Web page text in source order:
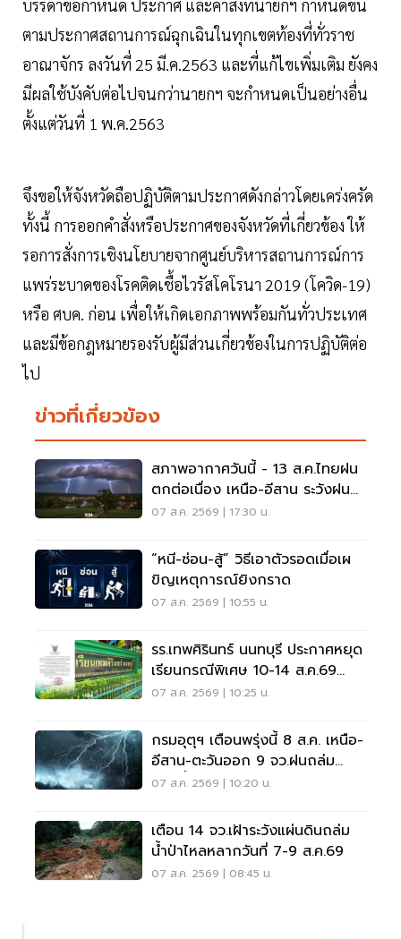
บรรดาข้อกำหนด ประกาศ และคำสั่งที่นายกฯ กำหนดขึ้น
ตามประกาศสถานการณ์ฉุกเฉินในทุกเขตท้องที่ทั่วราช
อาณาจักร ลงวันที่ 25 มี.ค.2563 และที่แก้ไขเพิ่มเติม ยังคง
มีผลใช้บังคับต่อไปจนกว่านายกฯ จะกำหนดเป็นอย่างอื่น
ตั้งแต่วันที่ 1 พ.ค.2563
จึงขอให้จังหวัดถือปฏิบัติตามประกาศดังกล่าวโดยเคร่งครัด
ทั้งนี้ การออกคำสั่งหรือประกาศของจังหวัดที่เกี่ยวข้อง ให้
รอการสั่งการเชิงนโยบายจากศูนย์บริหารสถานการณ์การ
แพร่ระบาดของโรคติดเชื้อไวรัสโคโรนา 2019 (โควิด-19)
หรือ ศบค. ก่อน เพื่อให้เกิดเอกภาพพร้อมกันทั่วประเทศ
และมีข้อกฎหมายรองรับผู้มีส่วนเกี่ยวข้องในการปฏิบัติต่อ
ไป
ข่าวที่เกี่ยวข้อง
สภาพอากาศวันนี้ - 13 ส.ค.ไทยฝน
ตกต่อเนื่อง เหนือ-อีสาน ระวังฝน
ตกหนักมากบางแห่ง
07 ส.ค. 2569 | 17:30 น.
“หนี-ซ่อน-สู้” วิธีเอาตัวรอดเมื่อเผ
ขิญเหตุการณ์ยิงกราด
07 ส.ค. 2569 | 10:55 น.
รร.เทพศิรินทร์ นนทบุรี ประกาศหยุด
เรียนกรณีพิเศษ 10-14 ส.ค.69
หลังเหตุกราดยิง
07 ส.ค. 2569 | 10:25 น.
กรมอุตุฯ เตือนพรุ่งนี้ 8 ส.ค. เหนือ-
อีสาน-ตะวันออก 9 จว.ฝนถล่ม
ระวังน้ำท่วมฉับพลัน
07 ส.ค. 2569 | 10:20 น.
เตือน 14 จว.เฝ้าระวังแผ่นดินถล่ม
น้ำป่าไหลหลากวันที่ 7-9 ส.ค.69
07 ส.ค. 2569 | 08:45 น.